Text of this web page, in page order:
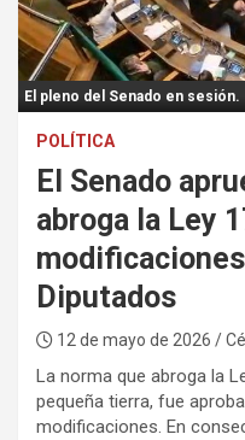
:
El pleno del Senado en sesión.
POLÍTICA
El Senado
abroga la Ley
Diputados
12 de mayo de 2026 /
La norma que abroga la
pequeña tierra, fue
modificaciones. En